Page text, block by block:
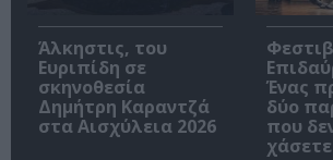
Άλκηστις, του
Ευριπίδη σε
σκηνοθεσία
Δημήτρη Καραντζά
στα Αισχύλεια 2026
Ένας
δύο
που
χάσετε